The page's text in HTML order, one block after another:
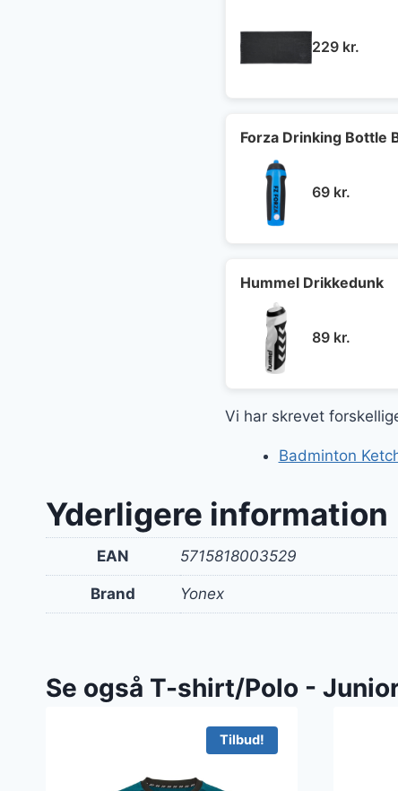
229 kr.
Forza Drinking Bottle
69 kr.
Hummel Drikkedunk
89 kr.
Vi har skrevet
Badminton
Yderligere information
EAN 5715818003529
Brand Yonex
Se også T-shirt/Polo -
Tilbud!